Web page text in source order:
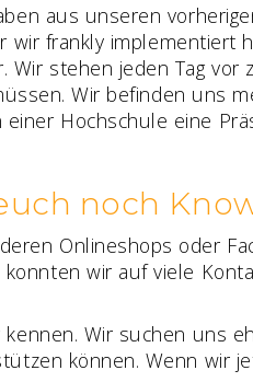
aus unseren
frankly implementiert
stehen jeden Tag vor
Wir befinden uns
Hochschule eine
noch
Onlineshops oder
wir auf viele
Wir suchen uns
können. Wenn wir